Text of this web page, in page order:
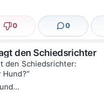
Nicht lustig
0 0
Kommentare
den Schiedsrichter
den Schiedsrichter: